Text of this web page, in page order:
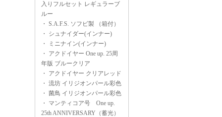
入りフルセット レギュラーブ
ルー
・ S.A.F.S. ソフビ製 （箱付）
・ シュナイダー(インナー)
・
ミニナイン(インナー)
・ アクドイヤー One up. 25周
年版 ブルークリア
・ アクドイヤー クリアレッド
・ 流坊 イリジオンパール彩色
・ 菌鳥 イリジオンパール彩色
・ マンティコア号 One up.
25th ANNIVERSARY（蓄光）